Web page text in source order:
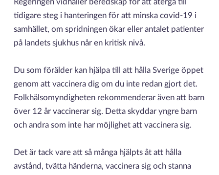
Regeringen vidhåller beredskap för att återgå till
tidigare steg i hanteringen för att minska covid-19 i
samhället, om spridningen ökar eller antalet patienter
på landets sjukhus når en kritisk nivå.
Du som förälder kan hjälpa till att hålla Sverige öppet
genom att vaccinera dig om du inte redan gjort det.
Folkhälsomyndigheten rekommenderar även att barn
över 12 år vaccinerar sig. Detta skyddar yngre barn
och andra som inte har möjlighet att vaccinera sig.
Det är tack vare att så många hjälpts åt att hålla
avstånd, tvätta händerna, vaccinera sig och stanna